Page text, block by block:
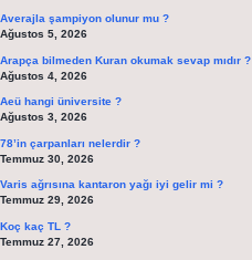
Averajla şampiyon olunur mu ?
Ağustos 5, 2026
Arapça bilmeden Kuran okumak sevap mıdır ?
Ağustos 4, 2026
Aeü hangi üniversite ?
Ağustos 3, 2026
78’in çarpanları nelerdir ?
Temmuz 30, 2026
Varis ağrısına kantaron yağı iyi gelir mi ?
Temmuz 29, 2026
Koç kaç TL ?
Temmuz 27, 2026